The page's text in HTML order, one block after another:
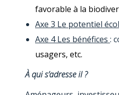
favorable à la
Axe 3 Le potentiel
Axe 4 Les bénéfices :
usagers, etc.
À qui s’adresse il ?